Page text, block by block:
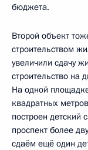
бюджета.
Второй объект
строительством
увеличили сдачу
строительство на
На одной
квадратных
построен детский
проспект более
сдаём ещё один